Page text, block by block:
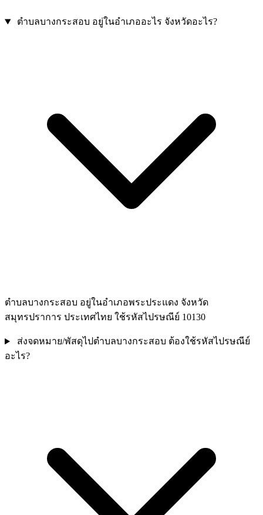
ตำบลบางกระสอบ อยู่ในอำเภออะไร จังหวัดอะไร?
ตำบลบางกระสอบ อยู่ในอำเภอพระประแดง จังหวัด
สมุทรปราการ ประเทศไทย ใช้รหัสไปรษณีย์ 10130
ส่งจดหมาย/พัสดุไปตำบลบางกระสอบ ต้องใช้รหัสไปรษณีย์
อะไร?